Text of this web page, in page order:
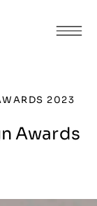
2023
Awards